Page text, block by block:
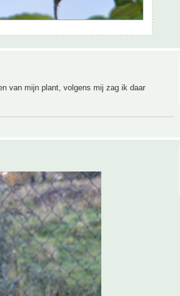
van mijn plant, volgens mij zag ik daar